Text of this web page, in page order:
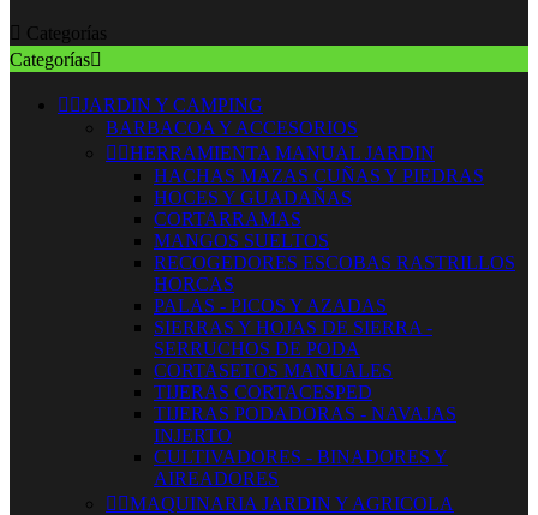
 Categorías
Categorías
 JARDIN Y CAMPING
BARBACOA Y ACCESORIOS
 HERRAMIENTA MANUAL JARDIN
HACHAS MAZAS CUÑAS Y PIEDRAS
HOCES Y GUADAÑAS
CORTARRAMAS
MANGOS SUELTOS
RECOGEDORES ESCOBAS RASTRILLOS
HORCAS
PALAS - PICOS Y AZADAS
SIERRAS Y HOJAS DE SIERRA -
SERRUCHOS DE PODA
CORTASETOS MANUALES
TIJERAS CORTACESPED
TIJERAS PODADORAS - NAVAJAS
INJERTO
CULTIVADORES - BINADORES Y
AIREADORES
 MAQUINARIA JARDIN Y AGRICOLA